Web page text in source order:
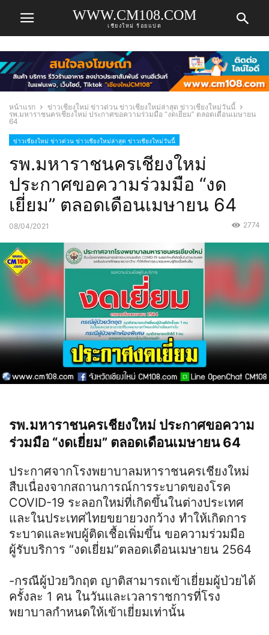
WWW.CM108.COM
เชียงใหม่ ร้อยแปด
หน้าแรก
ข่าวเชียงใหม่ ข่าวด่วน ข่าวเชียงใหม่ล่าสุด ข่าวเชียงใหม่วันนี้
รพ.มหาราชนครเชียงใหม่ ประกาศขอความร่วมมือ “งดเยี่ยม” ตลอดเดือนเมษายน
64
ข่าวเชียงใหม่ ข่าวด่วน ข่าวเชียงใหม่ล่าสุด ข่าวเชียงใหม่วันนี้
รพ.มหาราชนครเชียงใหม่
ประกาศขอความร่วมมือ “งด
เยี่ยม” ตลอดเดือนเมษายน 64
08/04/2021 2774
รพ.มหาราชนครเชียงใหม่ ประกาศขอความ
ร่วมมือ “งดเยี่ยม” ตลอดเดือนเมษายน 64
ประกาศจากโรงพยาบาลมหาราชนครเชียงใหม่
สืบเนื่องจากสถานการณ์การระบาดของโรค
COVID-19 ระลอกใหม่ที่เกิดขึ้นในต่างประเทศ
และในประเทศไทยขยายวงกว้าง ทำให้เกิดการ
ระบาดและพบผู้ติดเชื้อเพิ่มขึ้น ขอความร่วมมือ
ผู้รับบริการ “งดเยี่ยม”ตลอดเดือนเมษายน 2564
-กรณีผู้ป่วยวิกฤต ญาติสามารถเข้าเยี่ยมผู้ป่วยได้
ครั้งละ 1 คน ในวันและเวลาราชการที่โรง
พยาบาลกำหนดให้เข้าเยี่ยมเท่านั้น